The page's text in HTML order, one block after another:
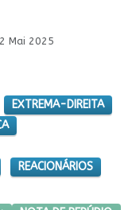
Mai 2025
EXTREMA-DIREITA
REACIONÁRIOS